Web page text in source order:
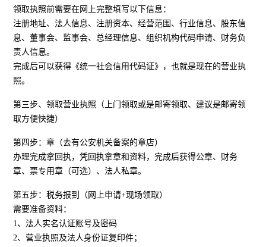
领取执照前需要在网上完整填写以下信息：
注册地址、法人信息、注册资本、经营范围、行业信息、股东信
息、董事会、监事会、总经理信息、组织机构代码申请、财务负
责人信息。
完成后可以获得《统一社会信用代码证》，也就是现在的营业执
照。
第三步、领取营业执照（上门领取或是邮寄领取、建议是邮寄领
取方便快捷）
第四步：章（去有公安机关备案的章店）
办理完成拿回执，凭回执拿章和资料，完成后获得公章、财务
章、票专用章（可选）、法人私章。
第五步：税务报到（网上申请+现场领取）
需要准备资料：
1、法人实名认证账号及密码
2、营业执照及法人身份证复印件；